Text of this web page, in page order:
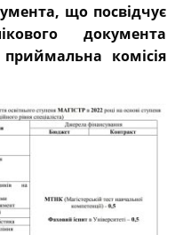
що посвідчує
документа
комісія